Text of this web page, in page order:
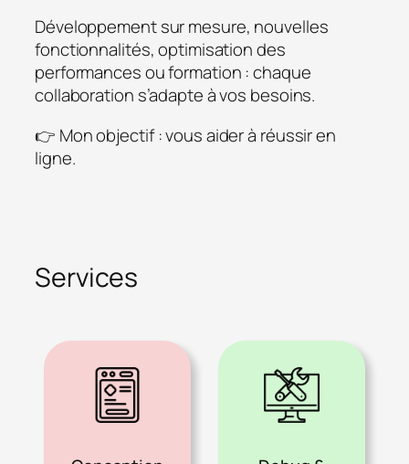
Développement sur mesure, nouvelles
fonctionnalités, optimisation des
performances ou formation : chaque
collaboration s’adapte à vos besoins.
👉 Mon objectif : vous aider à réussir en
ligne.
Services